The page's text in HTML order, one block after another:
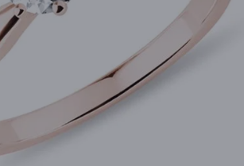
MINIMALISTYCZNE ZESTAWY
ORYGINALNE ZESTAWY
ŻÓŁTE ZŁOTO
RÓŻOWE ZŁOTO
KAMIENIE SZLACHETNE
MAGNETYCZNE NASZYJNIKI
PERŁY SŁODKOWODNE
CZARNE DIAMENTY
OPRAWA BEZEL
RÓŻOWE ZŁOTO
GRAWEROWANA
LETNÍ VRSTVENÍ